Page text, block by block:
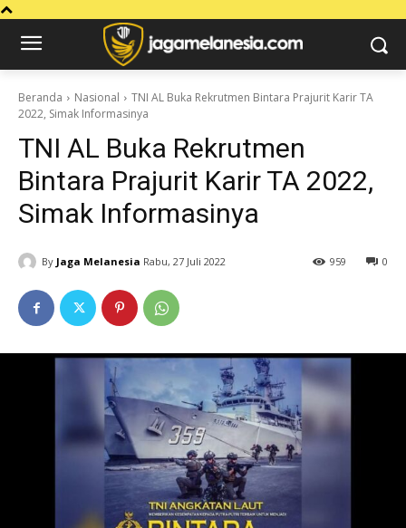
Beranda Nasional
TNI AL Buka Rekrutmen Bintara Prajurit Karir TA
2022, Simak Informasinya
TNI AL Buka Rekrutmen
Bintara Prajurit Karir TA 2022,
Simak Informasinya
By Jaga Melanesia Rabu, 27 Juli 2022 0
959